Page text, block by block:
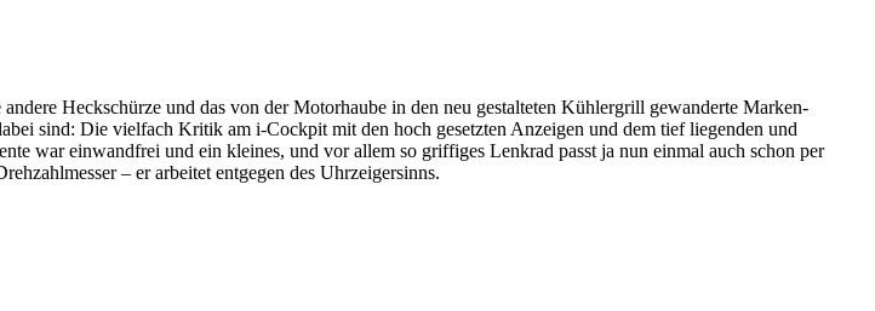
Heckschürze und das von der Motorhaube in den neu gestalteten Kühlergrill gewanderte Marken-
sind: Die vielfach Kritik am i-Cockpit mit den hoch gesetzten Anzeigen und dem tief liegenden und
war einwandfrei und ein kleines, und vor allem so griffiges Lenkrad passt ja nun einmal auch schon per
– er arbeitet entgegen des Uhrzeigersinns.